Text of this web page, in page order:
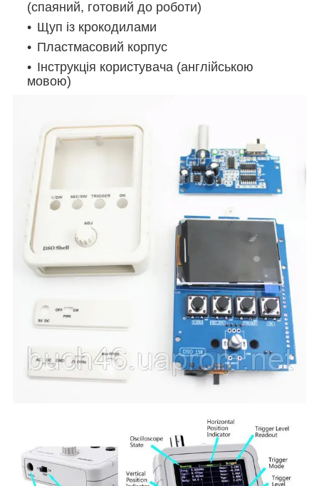
(спаяний, готовий до роботи)
Щуп із крокодилами
Пластмасовий корпус
Інструкція користувача (англійською
мовою)